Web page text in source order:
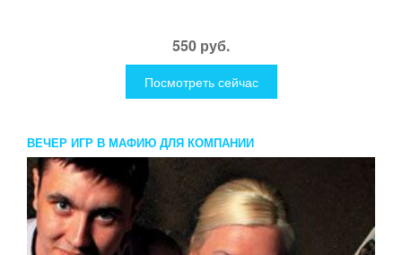
550 руб.
Посмотреть сейчас
ВЕЧЕР ИГР В МАФИЮ ДЛЯ КОМПАНИИ